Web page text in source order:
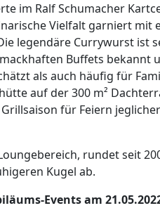
im Ralf Schumacher
Vielfalt garniert mit
legendäre Currywurst ist
Buffets bekannt
als auch häufig für
auf der 300 m²
für Feiern
rundet seit
Kugel ab.
Events am